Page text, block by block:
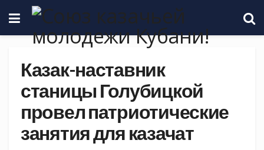
Казак-наставник
станицы Голубицкой
провел патриотические
занятия для казачат